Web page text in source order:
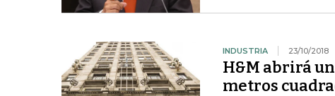
INDUSTRIA 23/10/2018
H&M abrirá
metros